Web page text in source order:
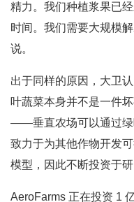
精力。我们种植浆果已
时间。我们需要大规模
说。
出于同样的原因，大卫
叶蔬菜本身并不是一件
——垂直农场可以通过绿
致力于为其他作物开发
模型，因此不断投资于研
AeroFarms 正在投资 1